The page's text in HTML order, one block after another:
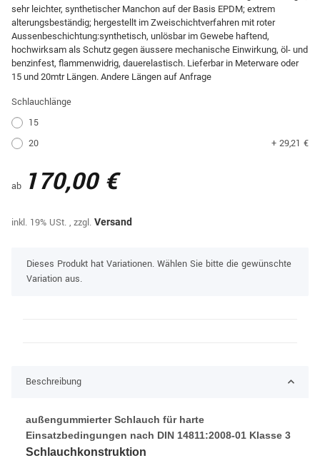
sehr leichter, synthetischer Manchon auf der Basis EPDM; extrem
alterungsbeständig; hergestellt im Zweischichtverfahren mit roter
Aussenbeschichtung:synthetisch, unlösbar im Gewebe haftend,
hochwirksam als Schutz gegen äussere mechanische Einwirkung, öl- und
benzinfest, flammenwidrig, dauerelastisch. Lieferbar in Meterware oder
15 und 20mtr Längen. Andere Längen auf Anfrage
Schlauchlänge
15
20
+ 29,21 €
ab 170,00 €
inkl. 19% USt. , zzgl. Versand
xDieses Produkt hat Variationen. Wählen Sie bitte die gewünschte
Variation aus.
Beschreibung
außengummierter Schlauch für harte
Einsatzbedingungen nach DIN 14811:2008-01 Klasse 3
Schlauchkonstruktion